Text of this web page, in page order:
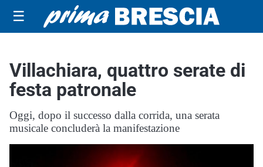
☰
Villachiara, quattro serate di
festa patronale
Oggi, dopo il successo dalla corrida, una serata
musicale concluderà la manifestazione